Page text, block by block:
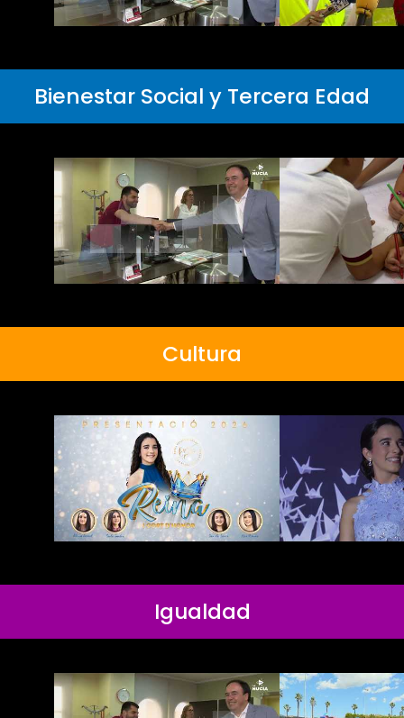
Bienestar Social y Tercera Edad
Cultura
Igualdad